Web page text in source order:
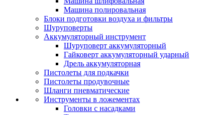
Машина полировальная
Блоки подготовки воздуха и фильтры
Шуруповерты
Аккумуляторный инструмент
Шуруповерт аккумуляторный
Гайковерт аккумуляторный ударный
Дрель аккумуляторная
Пистолеты для подкачки
Пистолеты продувочные
Шланги пневматические
Инструменты в ложементах
Головки с насадками